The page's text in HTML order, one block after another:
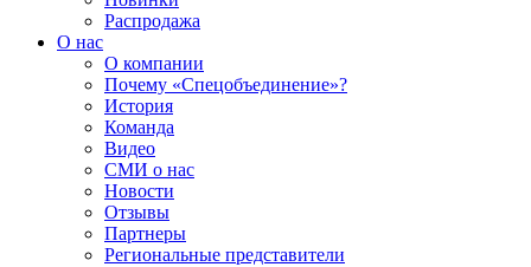
Распродажа
О нас
О компании
Почему «Спецобъединение»?
История
Команда
Видео
СМИ о нас
Новости
Отзывы
Партнеры
Региональные представители